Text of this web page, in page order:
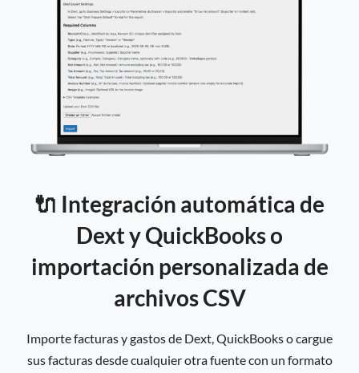
🔌 Integración automática de
Dext y QuickBooks o
importación personalizada de
archivos CSV
Importe facturas y gastos de Dext, QuickBooks o cargue
sus facturas desde cualquier otra fuente con un formato